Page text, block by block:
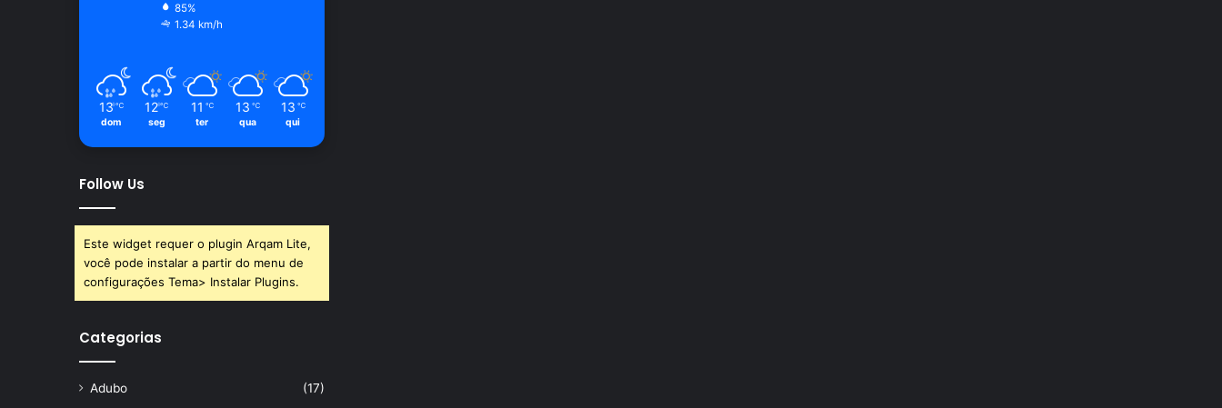
85%
1.34 km/h
13 ℃
dom
12 ℃
seg
11 ℃
ter
13 ℃
qua
13 ℃
qui
Follow Us
Este widget requer o plugin Arqam Lite,
você pode instalar a partir do menu de
configurações Tema> Instalar Plugins.
Categorias
Adubo
(17)